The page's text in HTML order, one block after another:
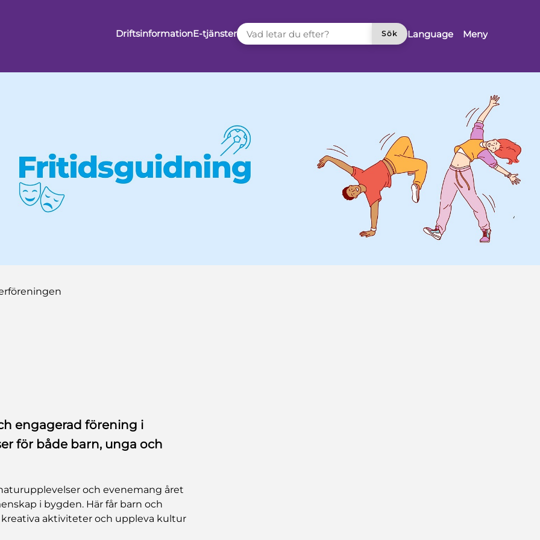
DriftsinformationE-tjänster
VAD LETAR DU EFTER?
Sök
Language Meny
engagerad förening i
för både barn, unga och
och evenemang året
i bygden. Här får barn och
aktiviteter och uppleva kultur